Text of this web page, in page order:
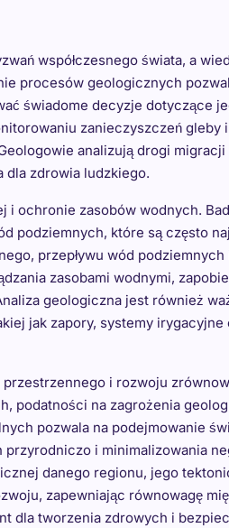
współczesnego świata, a
procesów geologicznych
świadome decyzje dotyczące
zanieczyszczeń gleby
analizują drogi
dla zdrowia ludzkiego.
i ochronie zasobów wodnych.
podziemnych, które są często
przepływu wód
zasobami wodnymi,
geologiczna jest również
jak zapory, systemy
i rozwoju
podatności na zagrożenia
pozwala na podejmowanie
i minimalizowania
danego regionu, jego
zapewniając równowagę
dla tworzenia zdrowych i